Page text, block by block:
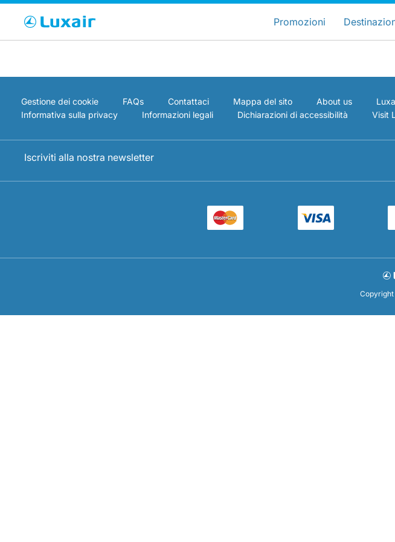
Siti
Gruppo Luxair
Choose your
Promozioni
Gestione dei cookie FAQs Contattaci Mappa del sito About us
Informativa sulla privacy
Informazioni legali Dichiarazioni di accessibilità Visit
Iscriviti alla nostra newsletter
Copyright